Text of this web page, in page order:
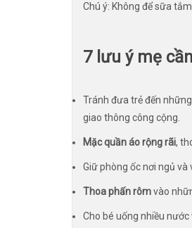
Chú ý: Không để sữa
7 lưu ý mẹ
Tránh đưa trẻ đến
giao thông công cộng.
Mặc quần áo rộng rãi,
Giữ phòng ốc nơi ngủ và
Thoa phấn rômvào
Cho bé uống nhiều nước